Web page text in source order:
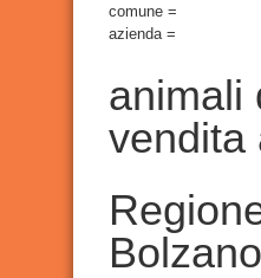
comune =
azienda =
animali
vendita
Bolzano